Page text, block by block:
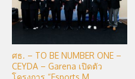
ศธ. – TO BE NUMBER ONE –
CEYDA – Garena เปิดตัว
โครงการ “Esports M ...